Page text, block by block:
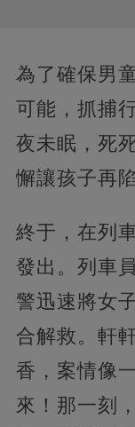
為了確保男
可能，抓捕
夜未眠，死
懈讓孩子再
終于，在列
發出。列車
警迅速將女
合解救。軒
香，案情像
來！那一刻